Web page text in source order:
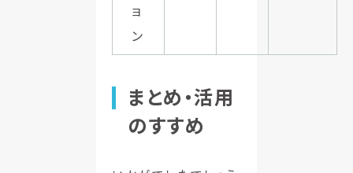
ョ
ン
まとめ・活用
のすすめ